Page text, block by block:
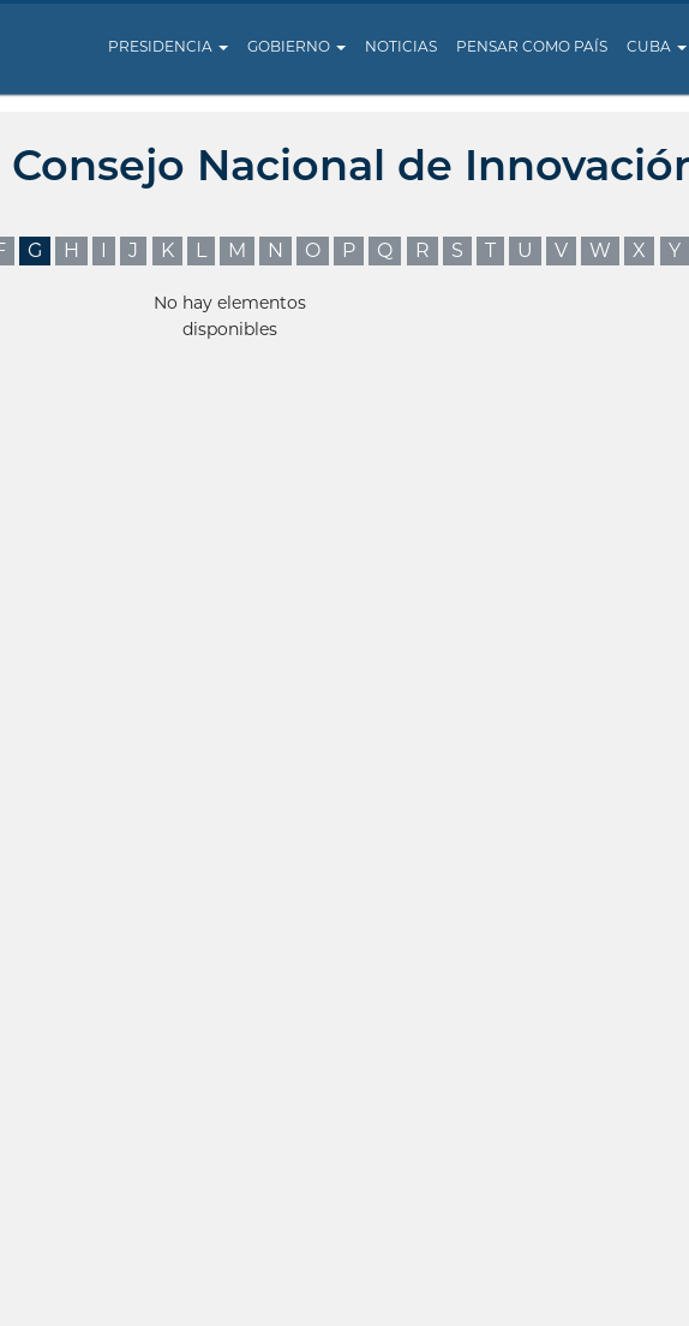
PRESIDENCIA GOBIERNO NOTICIAS PENSAR COMO PAÍS CUBA
Nacional de
G H I J K L M N O P Q R S T U V W X Y
No hay elementos
disponibles